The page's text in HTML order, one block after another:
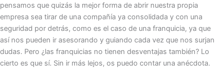
pensamos que quizás la mejor forma de abrir nuestra propia
empresa sea tirar de una compañía ya consolidada y con una
seguridad por detrás, como es el caso de una franquicia, ya que
así nos pueden ir asesorando y guiando cada vez que nos surjan
dudas. Pero ¿las franquicias no tienen desventajas también? Lo
cierto es que sí. Sin ir más lejos, os puedo contar una anécdota.